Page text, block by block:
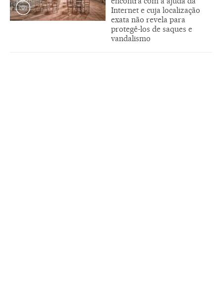
Internet e cuja localização
exata não revela para
protegê-los de saques e
vandalismo